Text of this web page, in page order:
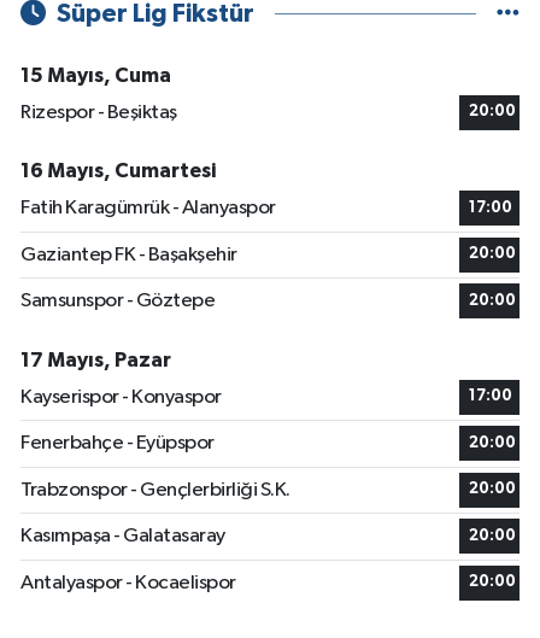
Süper Lig Fikstür
15 Mayıs, Cuma
Rizespor - Beşiktaş
20:00
16 Mayıs, Cumartesi
Fatih Karagümrük - Alanyaspor
17:00
Gaziantep FK - Başakşehir 20:00
Samsunspor - Göztepe 20:00
17 Mayıs, Pazar
Kayserispor - Konyaspor
17:00
Fenerbahçe - Eyüpspor 20:00
Trabzonspor - Gençlerbirliği S.K. 20:00
Kasımpaşa - Galatasaray 20:00
Antalyaspor - Kocaelispor 20:00